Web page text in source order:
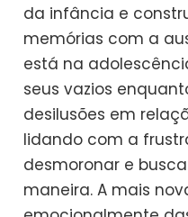
da infância e
memórias com a
está na
seus vazios
desilusões em
lidando com a
desmoronar e
maneira. A mais